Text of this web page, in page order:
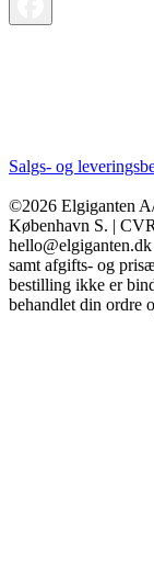
Salgs- og
©2026 Elgiganten
København S. |
samt afgifts- og
bestilling ikke er
behandlet din ordre